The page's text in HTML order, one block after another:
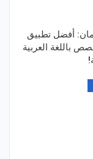
أفضل تطبيق
باللغة العربية